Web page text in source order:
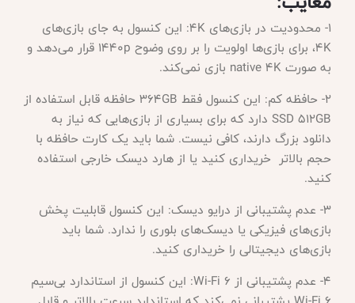
1- محدودیت در بازی‌های 4K: این کنسول به جای بازی‌های
4K، برای بازی‌ها اولویت را بر روی وضوح 1440p قرار می‌دهد و
به صورت native 4K بازی نمی‌کند.
2- حافظه کم: این کنسول فقط 364GB حافظه قابل استفاده از
SSD 512GB دارد که برای بسیاری از بازی‌هایی که نیاز به
دانلود بزرگ دارند، کافی نیست. شما باید یک کارت حافظه با
حجم بالاتر خریداری کنید یا از هارد دیسک خارجی استفاده
کنید.
3- عدم پشتیبانی از درایو دیسک: این کنسول قابلیت پخش
بازی‌های فیزیکی یا دیسک‌های بلوری را ندارد. شما باید
بازی‌های دیجیتالی را خریداری کنید.
4- عدم پشتیبانی از Wi-Fi 6: این کنسول از استاندارد بی‌سیم